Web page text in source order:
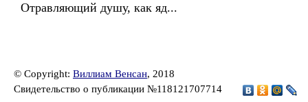
Отравляющий душу, как яд...
© Copyright: Виллиам Венсан, 2018
Свидетельство о публикации №118121707714